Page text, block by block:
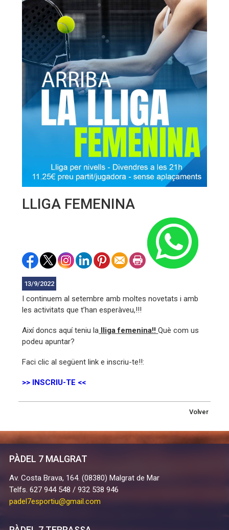
LLIGA FEMENINA
13/9/2022
I continuem al setembre amb moltes novetats i amb
les activitats que t’han esperàveu,!!!
Així doncs aquí teniu la lliga femenina!!Què com us
podeu apuntar?
Faci clic al següent link e inscriu-te!!:
>> INSCRIU-TE <<
Volver
PÀDEL 7 MALGRAT
Av. Costa Brava, 164. (08380) Malgrat de Mar
Telfs. 627 944 548 / 932 538 946
padel7esportiu@gmail.com